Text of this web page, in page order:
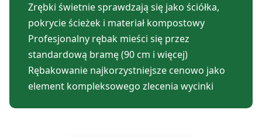
Zrębki świetnie sprawdzają się jako ściółka,
pokrycie ścieżek i materiał kompostowy
Profesjonalny rębak mieści się przez
standardową bramę (90 cm i więcej)
Rębakowanie najkorzystniejsze cenowo jako
element kompleksowego zlecenia wycinki